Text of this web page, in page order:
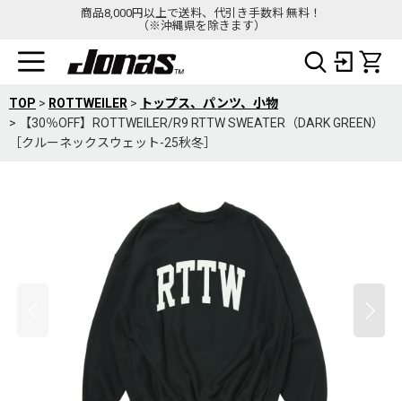
商品8,000円以上で送料、代引き手数料 無料！
（※沖縄県を除きます）
TOP > ROTTWEILER >
トップス、パンツ、小物
>
【30％OFF】ROTTWEILER/R9 RTTW SWEATER（DARK GREEN）
［クルーネックスウェット-25秋冬］